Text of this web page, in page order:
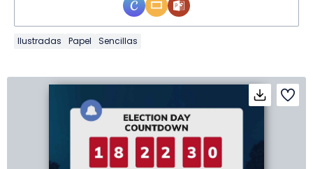
Ilustradas Papel Sencillas